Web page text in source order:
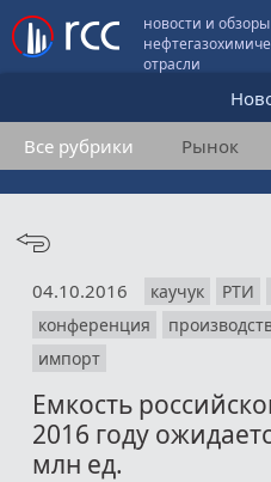
новости и обзоры
отрасли
Все рубрики Рынок
04.10.2016 каучук РТИ
конференция
импорт
Емкость
2016 году
млн ед.